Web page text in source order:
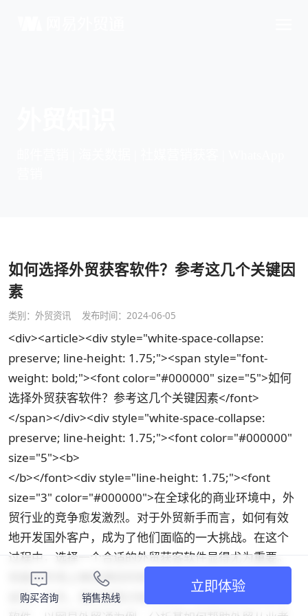
如何选择外贸获客软件？参考这几个关键因
素
类别： 外贸资讯 发布时间：2024-06-05
<div><article><div style="white-space-collapse:
preserve; line-height: 1.75;"><span style="font-
weight: bold;"><font color="#000000" size="5">如何
选择外贸获客软件？参考这几个关键因素</font>
</span></div><div style="white-space-collapse:
preserve; line-height: 1.75;"><font color="#000000"
size="5"><b>
</b></font><div style="line-height: 1.75;"><font
size="3" color="#000000">在全球化的商业环境中，外
贸行业的竞争愈发激烈。对于外贸新手而言，如何有效
地开发国外客户，成为了他们面临的一大挑战。在这个
过程中，选择一个合适的外贸获客软件显得尤为重要。
但面对市场上琳琅满目的软件选择，很多人往往会感到
迷茫。今天，我们将探讨如何选择一款高效的外贸获客
购买咨询 销售热线
立即体验